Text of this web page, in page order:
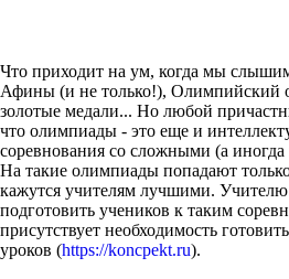
Что приходит на ум, когда мы
Афины (и не только!), Олимпийский
золотые медали... Но любой
что олимпиады - это еще и
соревнования со сложными (а
На такие олимпиады попадают
кажутся учителям лучшими.
подготовить учеников к таким
присутствует необходимость
уроков (https://koncpekt.ru).